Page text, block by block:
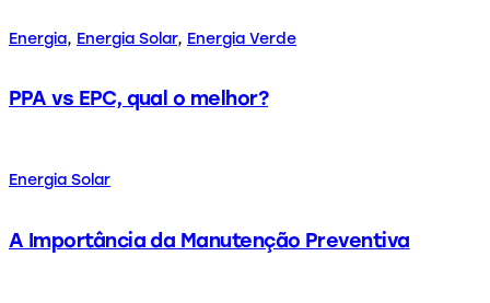
Energia, Energia Solar, Energia Verde
PPA vs EPC, qual o melhor?
Energia Solar
A Importância da Manutenção Preventiva